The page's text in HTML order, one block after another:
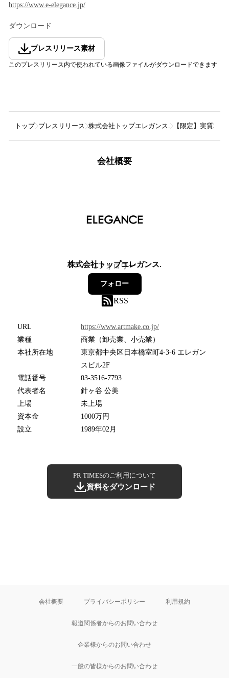
https://www.e-elegance.jp/
ダウンロード
プレスリリース素材
このプレスリリース内で使われている画像ファイルがダウンロードできます
トップ プレスリリース 株式会社トップエレガンス. 【限定】実質
会社概要
株式会社トップエレガンス.
1フォロワー
フォロー
RSS
URL
https://www.artmake.co.jp/
業種
商業（卸売業、小売業）
本社所在地
東京都中央区日本橋室町4-3-6 エレガン
スビル2F
電話番号
03-3516-7793
代表者名
針ヶ谷 公美
上場
未上場
資本金
1000万円
設立
1989年02月
PR TIMESのご利用について
資料をダウンロード
会社概要 プライバシーポリシー 利用規約
報道関係者からのお問い合わせ
企業様からのお問い合わせ
一般の皆様からのお問い合わせ